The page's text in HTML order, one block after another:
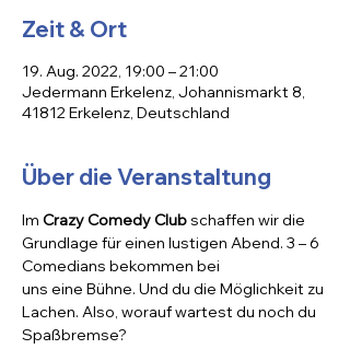
Zeit & Ort
19. Aug. 2022, 19:00 – 21:00
Jedermann Erkelenz, Johannismarkt 8,
41812 Erkelenz, Deutschland
Über die Veranstaltung
Im Crazy Comedy Club schaffen wir die
Grundlage für einen lustigen Abend. 3 – 6
Comedians bekommen bei
uns eine Bühne. Und du die Möglichkeit zu
Lachen. Also, worauf wartest du noch du
Spaßbremse?